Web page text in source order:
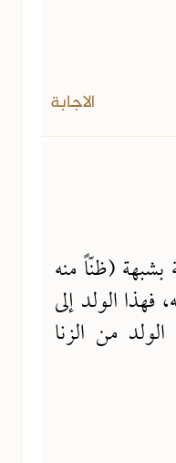
الاجابة
(ظنّاً منه
الولد إلى
من الزنا